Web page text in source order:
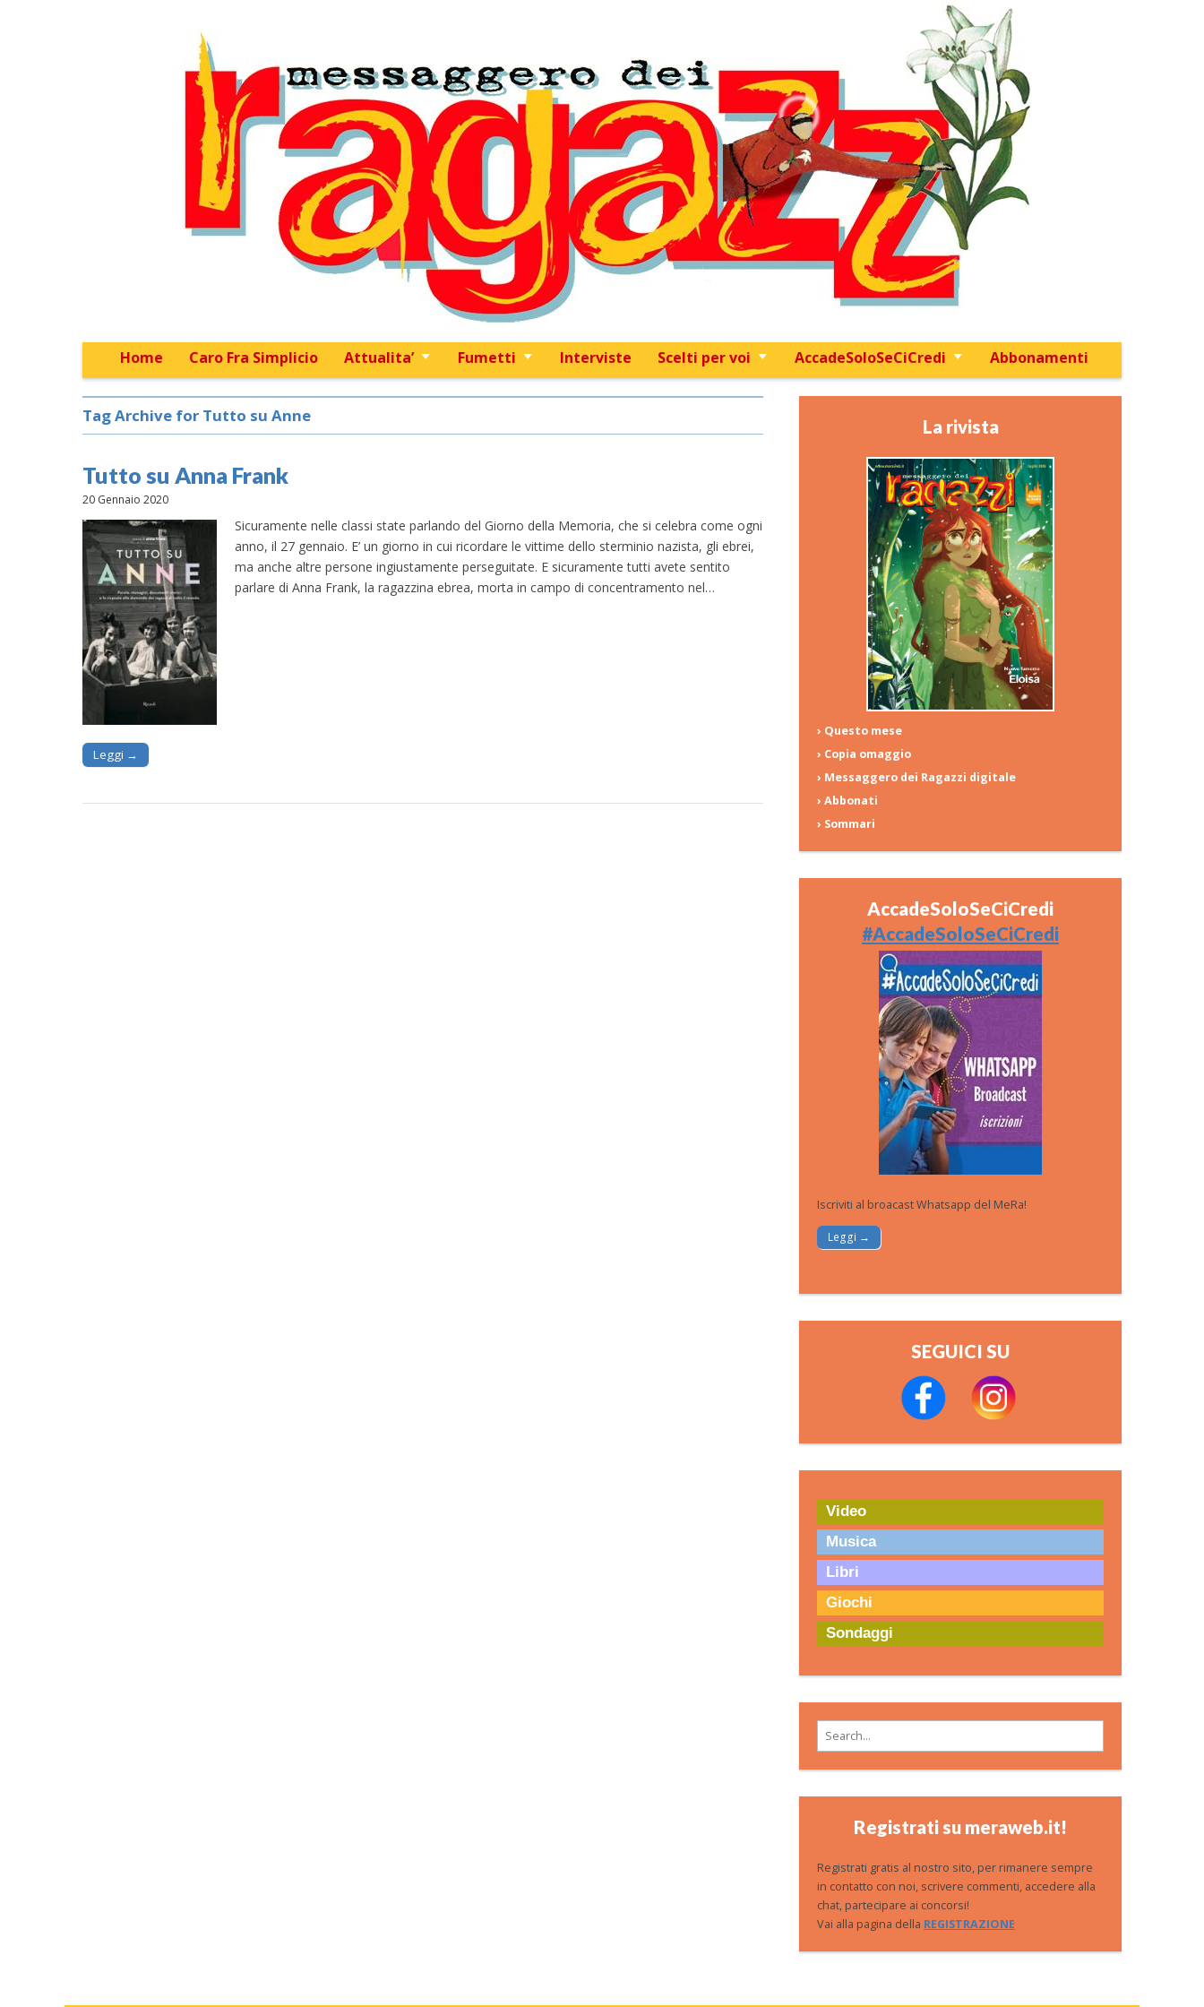
Skip to content
Home Caro Fra Simplicio Attualita’ Fumetti Interviste Scelti per voi AccadeSoloSeCiCredi Abbonamenti
Sub menu
Tag Archive for Tutto su Anne
Tutto su Anna Frank
20 Gennaio 2020
Sicuramente nelle classi state parlando del Giorno della Memoria, che si celebra come ogni
anno, il 27 gennaio. E’ un giorno in cui ricordare le vittime dello sterminio nazista, gli ebrei,
ma anche altre persone ingiustamente perseguitate. E sicuramente tutti avete sentito
parlare di Anna Frank, la ragazzina ebrea, morta in campo di concentramento nel…
Leggi →
La rivista
› Questo mese
› Copia omaggio
› Messaggero dei Ragazzi digitale
› Abbonati
› Sommari
AccadeSoloSeCiCredi
#AccadeSoloSeCiCredi
Iscriviti al broacast Whatsapp del MeRa!
Leggi →
SEGUICI SU
Video
Musica
Libri
Giochi
Sondaggi
Search for:
Registrati su meraweb.it!
Registrati gratis al nostro sito, per rimanere sempre
in contatto con noi, scrivere commenti, accedere alla
chat, partecipare ai concorsi!
Vai alla pagina della REGISTRAZIONE